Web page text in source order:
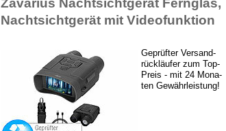
Za­va­ri­us Nacht­sicht­ge­rät Fern­glas,
Nacht­sicht­ge­rät mit Vi­de­o­funk­ti­on
Ge­prüf­ter Ver­sand­
rück­läu­fer zum Top-
Preis - mit 24 Mo­na­
ten Ge­währ­leis­tung!